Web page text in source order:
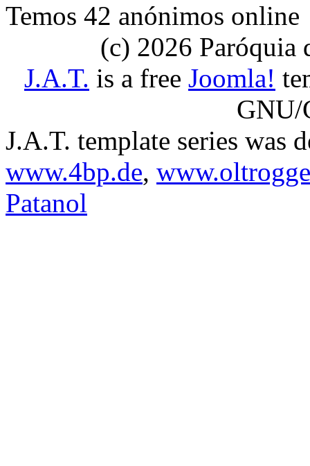
Temos 42 anónimos online
(c) 2026 Paróquia
J.A.T. is a free Joomla!
GNU/
J.A.T. template series was
www.4bp.de,
Patanol